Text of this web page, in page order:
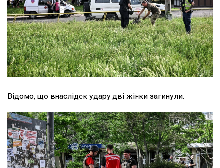
Відомо, що внаслідок удару дві жінки загинули.